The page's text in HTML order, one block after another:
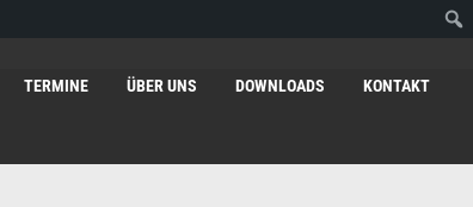
TERMINE ÜBER UNS DOWNLOADS KONTAKT